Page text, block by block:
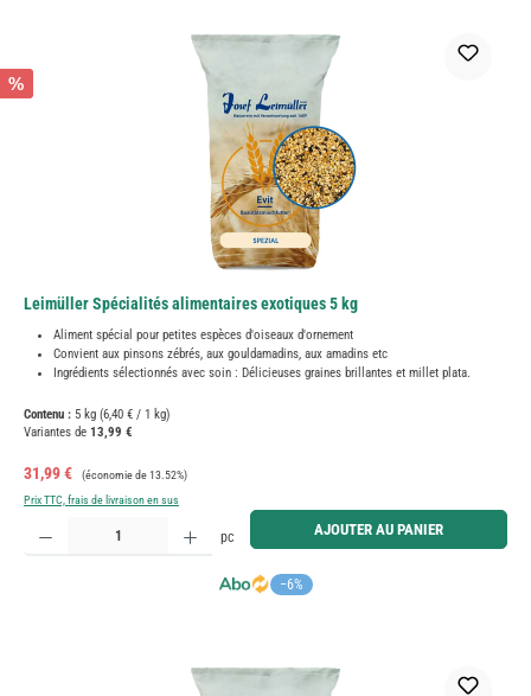
%
Leimüller Spécialités alimentaires exotiques 5 kg
Aliment spécial pour petites espèces d'oiseaux d'ornement
Convient aux pinsons zébrés, aux gouldamadins, aux amadins etc
Ingrédients sélectionnés avec soin : Délicieuses graines brillantes et millet plata.
Contenu : 5 kg (6,40 € / 1 kg)
Variantes de 13,99 €
Prix de vente :
31,99 € Prix régulier :
(économie de 13.52%)
Prix TTC, frais de livraison en sus
−6%
Quantité de produit : Entrez la quantité souhaitée ou utilisez les boutons pour augmenter ou
pc AJOUTER AU PANIER